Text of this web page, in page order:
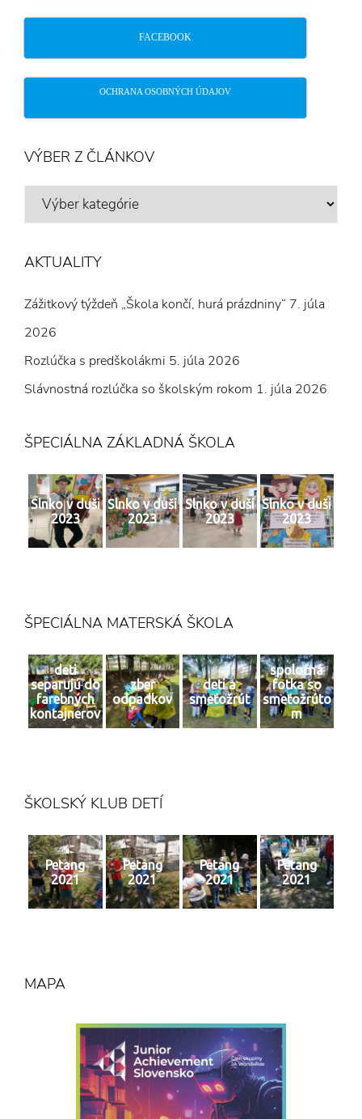
FACEBOOK
OCHRANA OSOBNÝCH ÚDAJOV
VÝBER Z ČLÁNKOV
VÝBER
AKTUALITY
Zážitkový týždeň „Škola končí, hurá prázdniny“ 7. júla
2026
Rozlúčka s predškolákmi 5. júla 2026
Slávnostná rozlúčka so školským rokom 1. júla 2026
ŠPECIÁLNA ZÁKLADNÁ ŠKOLA
Slnko v duši
2023
Slnko v duši
2023
Slnko v duši
2023
Slnko v duši
2023
ŠPECIÁLNA MATERSKÁ ŠKOLA
deti
separujú do
farebných
kontajnerov
zber
odpadkov
deti a
smeťožrút
spoločná
fotka so
smeťožrúto
m
ŠKOLSKÝ KLUB DETÍ
Petang
2021
Petang
2021
Petang
2021
Petang
2021
MAPA